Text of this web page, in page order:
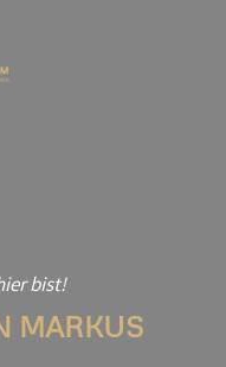
bist!
MARKUS